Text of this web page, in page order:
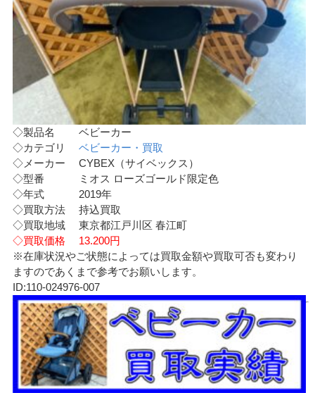
◇製品名 ベビーカー
◇カテゴリベビーカー・買取
◇メーカー CYBEX（サイベックス）
◇型番 ミオス ローズゴールド限定色
◇年式 2019年
◇買取方法 持込買取
◇買取地域 東京都江戸川区 春江町
◇買取価格 13.200円
※在庫状況やご状態によっては買取金額や買取可否も変わり
ますのであくまで参考でお願いします。
ID:110-024976-007